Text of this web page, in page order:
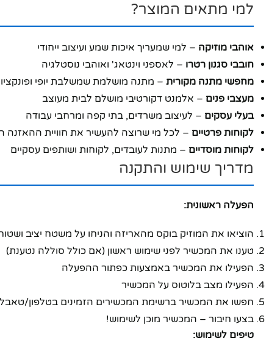
למי מתאים המוצר?
אוהבי מוזיקה – למי שמעריך איכות שמע ועיצוב ייחודי
חובבי סגנון רטרו – לאספני וינטאג' ואוהבי נוסטלגיה
מחפשי מתנה מקורית – מתנה מושלמת שמשלבת יופי
מעצבי פנים – אלמנט דקורטיבי מושלם לבית מעוצב
בעלי עסקים – לעיצוב משרדים, בתי קפה ומרחבי עבודה
לקוחות פרטיים – לכל מי שרוצה להעשיר את חוויית ההאזנה
לקוחות מוסדיים – מתנות לעובדים, לקוחות ושותפים עסקיים
מדריך שימוש והתקנה
הפעלה ראשונית:
הוציאו את המוזיק בוקס מהאריזה והניחו על משטח יציב
טענו את המכשיר לפני שימוש ראשון (אם כולל סוללה נטענת)
הפעילו את המכשיר באמצעות כפתור ההפעלה
הפעילו מצב בלוטוס על המכשיר
חפשו את המכשיר ברשימת המכשירים הזמינים בטלפון/
בצעו חיבור – המכשיר מוכן לשימוש!
טיפים לשימוש: